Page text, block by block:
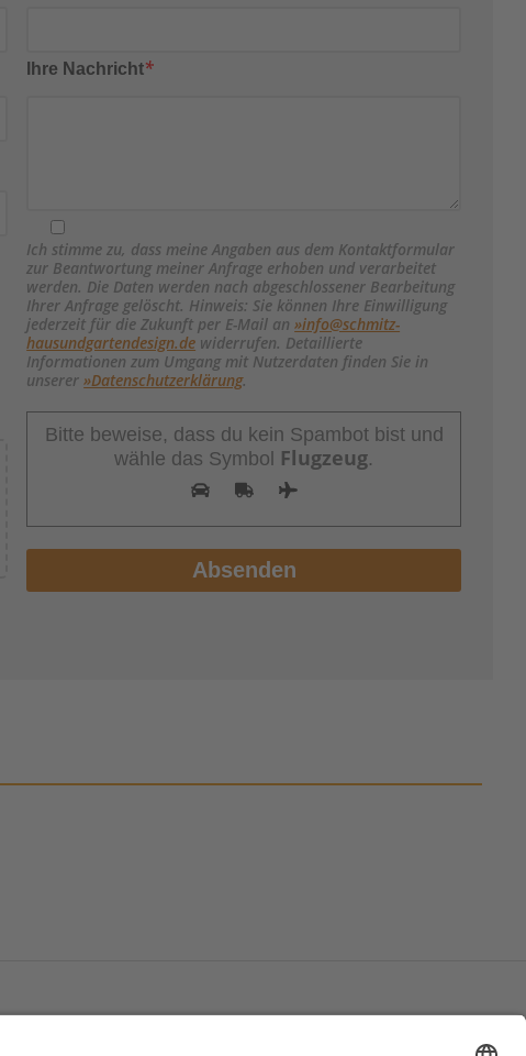
Ihre Nachricht*
Ich stimme zu, dass meine Angaben aus dem Kontaktformular
zur Beantwortung meiner Anfrage erhoben und verarbeitet
werden. Die Daten werden nach abgeschlossener Bearbeitung
Ihrer Anfrage gelöscht. Hinweis: Sie können Ihre Einwilligung
jederzeit für die Zukunft per E-Mail an»info@schmitz-
hausundgartendesign.de widerrufen. Detaillierte
Informationen zum Umgang mit Nutzerdaten finden Sie in
unserer»Datenschutzerklärung.
Bitte beweise, dass du kein Spambot bist und
wähle das Symbol Flugzeug.